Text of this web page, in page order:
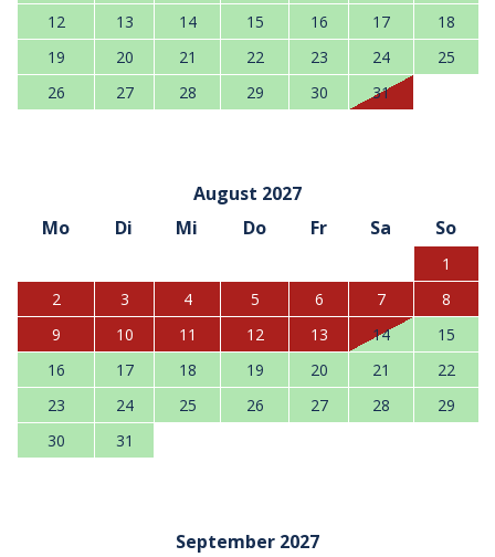
12
13 14 15 16 17
18
19
20 21 22 23 24
25
26
27 28 29 30 31
August 2027
Mo
Di Mi Do Fr Sa So
1
2
3 4 5 6 7
8
9
10 11 12 13 14
15
16
17 18 19 20 21
22
23
24 25 26 27 28
29
30
31
September 2027